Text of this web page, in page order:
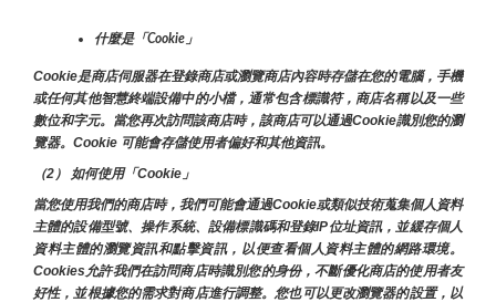
什麼是「Cookie」
Cookie是商店伺服器在登錄商店或瀏覽商店內容時存儲在您的電腦，手機
或任何其他智慧終端設備中的小檔，通常包含標識符，商店名稱以及一些
數位和字元。當您再次訪問該商店時，該商店可以通過Cookie識別您的瀏
覽器。Cookie 可能會存儲使用者偏好和其他資訊。
（2） 如何使用「Cookie」
當您使用我們的商店時，我們可能會通過Cookie或類似技術蒐集個人資料
主體的設備型號、操作系統、設備標識碼和登錄IP位址資訊，並緩存個人
資料主體的瀏覽資訊和點擊資訊，以便查看個人資料主體的網路環境。
Cookies允許我們在訪問商店時識別您的身份，不斷優化商店的使用者友
好性，並根據您的需求對商店進行調整。您也可以更改瀏覽器的設置，以